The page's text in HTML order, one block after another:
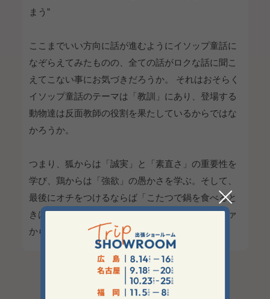
まう”
ここまでいい方向に話が進むようにイソップ童話に
なぞらえてみたものの、全ての話がロクな話に聞こ
えてこない事にお気づきだろうか。 それはおそらく
イソップ童話のテーマは「教訓」にあり、登場する
動物達は反面教師の役割を果たしているからではな
かろうか。
つまり、狐からは「誠実」と「素直さ」の重要性を
学び、鶏からは「強欲」の愚かさを学ぶ。そして、
最後にオチをつけるならば「こたつで鍋を食べると
きは床に座った方が食べやすい」ことをローソファ
から学んだということだろう。